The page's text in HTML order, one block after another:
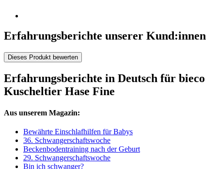
Erfahrungsberichte unserer Kund:innen
Dieses Produkt bewerten
Erfahrungsberichte in Deutsch für bieco
Kuscheltier Hase Fine
Aus unserem Magazin:
Bewährte Einschlafhilfen für Babys
36. Schwangerschaftswoche
Beckenbodentraining nach der Geburt
29. Schwangerschaftswoche
Bin ich schwanger?